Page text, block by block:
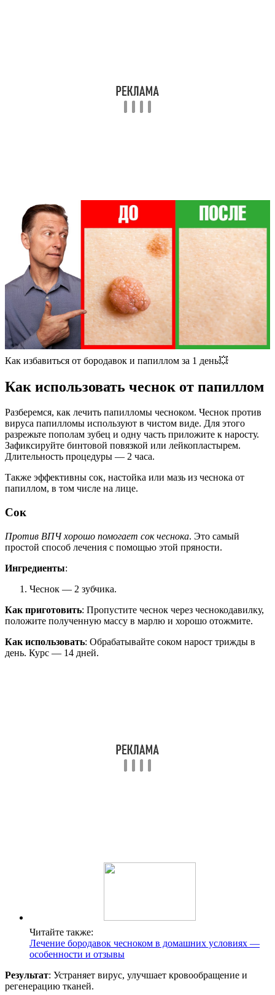
Как избавиться от бородавок и папиллом за 1 день💥
Как использовать чеснок от папиллом
Разберемся, как лечить папилломы чесноком. Чеснок против
вируса папилломы используют в чистом виде. Для этого
разрежьте пополам зубец и одну часть приложите к наросту.
Зафиксируйте бинтовой повязкой или лейкопластырем.
Длительность процедуры — 2 часа.
Также эффективны сок, настойка или мазь из чеснока от
папиллом, в том числе на лице.
Сок
Против ВПЧ хорошо помогает сок чеснока. Это самый
простой способ лечения с помощью этой пряности.
Ингредиенты:
Чеснок — 2 зубчика.
Как приготовить: Пропустите чеснок через чеснокодавилку,
положите полученную массу в марлю и хорошо отожмите.
Как использовать: Обрабатывайте соком нарост трижды в
день. Курс — 14 дней.
Читайте также:
Лечение бородавок чесноком в домашних условиях —
особенности и отзывы
Результат: Устраняет вирус, улучшает кровообращение и
регенерацию тканей.